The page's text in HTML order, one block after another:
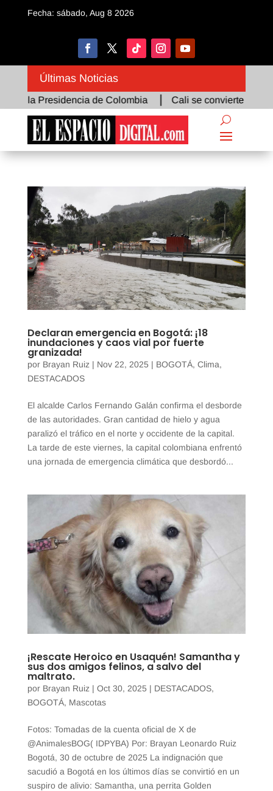
Fecha: sábado, Aug 8 2026
Últimas Noticias
Presidencia de Colombia Cali se convierte en el
Declaran emergencia en Bogotá: ¡18
inundaciones y caos vial por fuerte
granizada!
por Brayan Ruiz | Nov 22, 2025| BOGOTÁ, Clima,
DESTACADOS
El alcalde Carlos Fernando Galán confirma el desborde
de las autoridades. Gran cantidad de hielo y agua
paralizó el tráfico en el norte y occidente de la capital.
La tarde de este viernes, la capital colombiana enfrentó
una jornada de emergencia climática que desbordó...
¡Rescate Heroico en Usaquén! Samantha y
sus dos amigos felinos, a salvo del
maltrato.
por Brayan Ruiz | Oct 30, 2025| DESTACADOS,
BOGOTÁ, Mascotas
Fotos: Tomadas de la cuenta oficial de X de
@AnimalesBOG( IDPYBA) Por: Brayan Leonardo Ruiz
Bogotá, 30 de octubre de 2025 La indignación que
sacudió a Bogotá en los últimos días se convirtió en un
suspiro de alivio: Samantha, una perrita Golden